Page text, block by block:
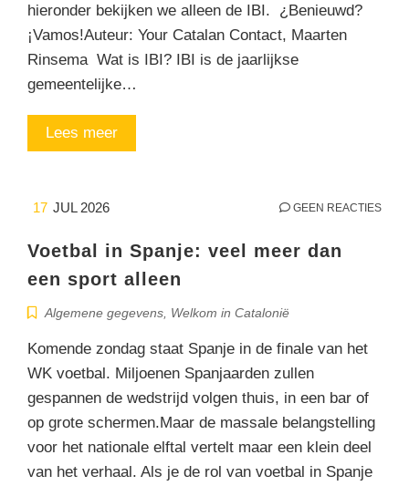
hieronder bekijken we alleen de IBI. ¿Benieuwd?
¡Vamos!Auteur: Your Catalan Contact, Maarten
Rinsema Wat is IBI? IBI is de jaarlijkse
gemeentelijke…
Lees meer
17 JUL 2026 GEEN REACTIES
Voetbal in Spanje: veel meer dan
een sport alleen
Algemene gegevens Welkom in Catalonië
Komende zondag staat Spanje in de finale van het
WK voetbal. Miljoenen Spanjaarden zullen
gespannen de wedstrijd volgen thuis, in een bar of
op grote schermen.Maar de massale belangstelling
voor het nationale elftal vertelt maar een klein deel
van het verhaal. Als je de rol van voetbal in Spanje